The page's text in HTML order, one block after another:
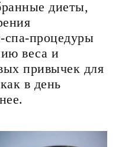
диеты,
спа-процедуры
веса и
привычек для
в день